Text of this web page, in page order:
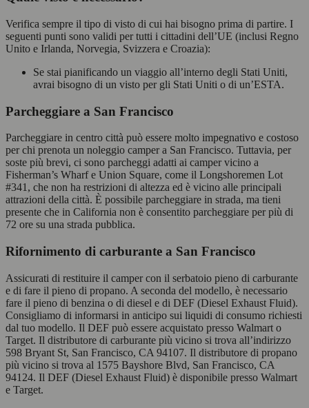
Verifica sempre il tipo di visto di cui hai bisogno prima di partire. I
seguenti punti sono validi per tutti i cittadini dell’UE (inclusi Regno
Unito e Irlanda, Norvegia, Svizzera e Croazia):
Se stai pianificando un viaggio all’interno degli Stati Uniti,
avrai bisogno di un visto per gli Stati Uniti o di un’ESTA.
Parcheggiare a San Francisco
Parcheggiare in centro città può essere molto impegnativo e costoso
per chi prenota un noleggio camper a San Francisco. Tuttavia, per
soste più brevi, ci sono parcheggi adatti ai camper vicino a
Fisherman’s Wharf e Union Square, come il Longshoremen Lot
#341, che non ha restrizioni di altezza ed è vicino alle principali
attrazioni della città. È possibile parcheggiare in strada, ma tieni
presente che in California non è consentito parcheggiare per più di
72 ore su una strada pubblica.
Rifornimento di carburante a San Francisco
Assicurati di restituire il camper con il serbatoio pieno di carburante
e di fare il pieno di propano. A seconda del modello, è necessario
fare il pieno di benzina o di diesel e di DEF (Diesel Exhaust Fluid).
Consigliamo di informarsi in anticipo sui liquidi di consumo richiesti
dal tuo modello. Il DEF può essere acquistato presso Walmart o
Target. Il distributore di carburante più vicino si trova all’indirizzo
598 Bryant St, San Francisco, CA 94107. Il distributore di propano
più vicino si trova al 1575 Bayshore Blvd, San Francisco, CA
94124. Il DEF (Diesel Exhaust Fluid) è disponibile presso Walmart
e Target.